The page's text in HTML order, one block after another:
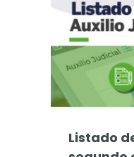
Listado